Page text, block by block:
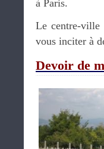
à Paris.
Le centre-ville
vous inciter à
Devoir de